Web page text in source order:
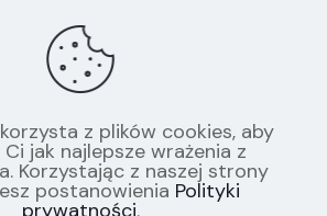
eCommerce
copywriterska
z plików cookies, aby
jak najlepsze wrażenia z
Korzystając z naszej strony
postanowienia Polityki
prywatności.